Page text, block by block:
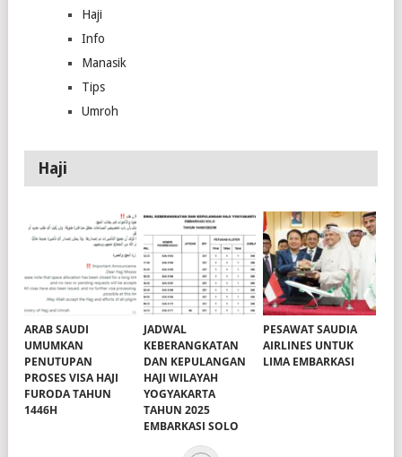
Haji
Info
Manasik
Tips
Umroh
Haji
ARAB SAUDI
UMUMKAN
PENUTUPAN
PROSES VISA HAJI
FURODA TAHUN
1446H
JADWAL
KEBERANGKATAN
DAN KEPULANGAN
HAJI WILAYAH
YOGYAKARTA
TAHUN 2025
EMBARKASI SOLO
PESAWAT SAUDIA
AIRLINES UNTUK
LIMA EMBARKASI